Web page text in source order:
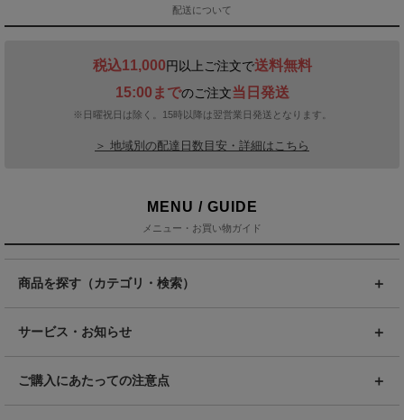
配送について
税込11,000円以上ご注文で送料無料
15:00までのご注文当日発送
※日曜祝日は除く。15時以降は翌営業日発送となります。
＞ 地域別の配達日数目安・詳細はこちら
MENU / GUIDE
メニュー・お買い物ガイド
商品を探す（カテゴリ・検索）
サービス・お知らせ
ご購入にあたっての注意点